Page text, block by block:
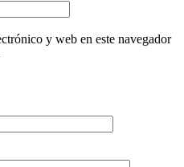
y web en este navegador